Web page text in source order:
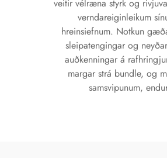
veitir vélræna styrk og
verndareiginleikum
hreinsiefnum. Notkun
sleipatengingar og
auðkenningar á
margar strá bundle, og
samsvipunum,